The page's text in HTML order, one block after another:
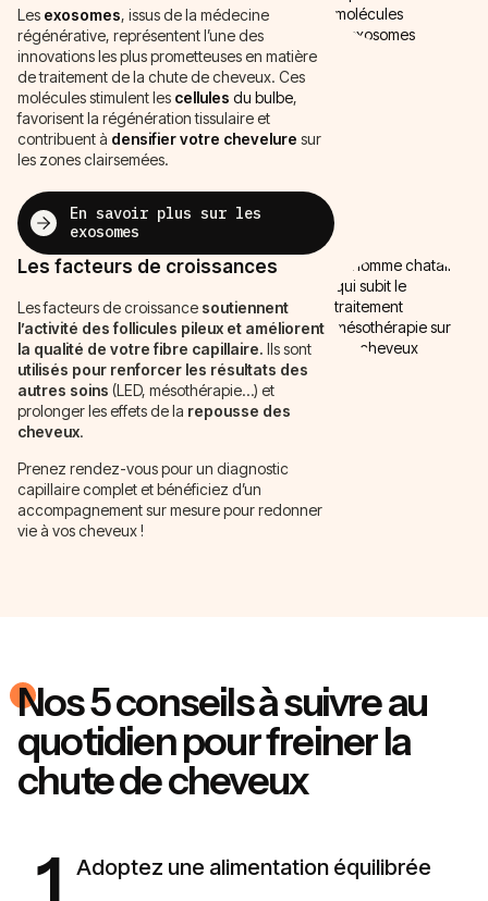
Les exosomes, issus de la médecine
régénérative, représentent l’une des
innovations les plus prometteuses en matière
de traitement de la chute de cheveux. Ces
molécules stimulent les cellules du bulbe,
favorisent la régénération tissulaire et
contribuent à densifiervotre chevelure sur
les zones clairsemées.
En savoir plus sur les
exosomes
Les facteurs de croissances
Les facteurs de croissance soutiennent
l’activité des follicules pileux et améliorent
la qualité de votre fibre capillaire. Ils sont
utilisés pour renforcer les résultats des
autres soins (LED, mésothérapie…) et
prolonger les effets de la repousse des
cheveux.
Prenez rendez-vous pour un diagnostic
capillaire complet et bénéficiez d’un
accompagnement sur mesure pour redonner
vie à vos cheveux !
Nos 5 conseils à suivre au
quotidien pour freiner la
chute de cheveux
1 Adoptez une alimentation équilibrée